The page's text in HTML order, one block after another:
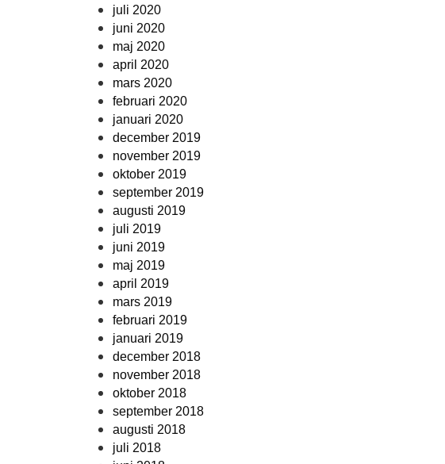
juli 2020
juni 2020
maj 2020
april 2020
mars 2020
februari 2020
januari 2020
december 2019
november 2019
oktober 2019
september 2019
augusti 2019
juli 2019
juni 2019
maj 2019
april 2019
mars 2019
februari 2019
januari 2019
december 2018
november 2018
oktober 2018
september 2018
augusti 2018
juli 2018